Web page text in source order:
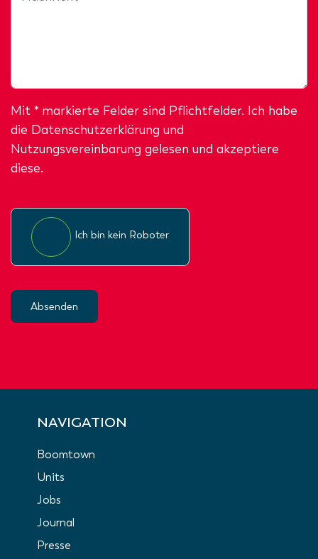
Mit * markierte Felder sind Pflichtfelder. Ich habe
die Datenschutzerklärung und
Nutzungsvereinbarung gelesen und akzeptiere
diese.
Ich bin kein Roboter
Absenden
NAVIGATION
Boomtown
Units
Jobs
Journal
Presse